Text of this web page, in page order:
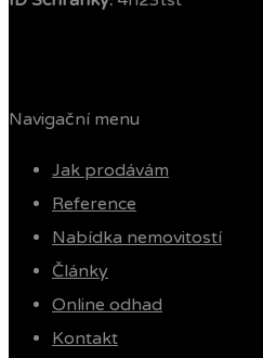
Navigační menu
Jak prodávám
Reference
Nabídka nemovitostí
Články
Online odhad
Kontakt